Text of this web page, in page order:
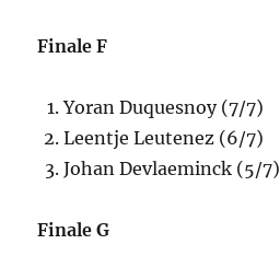
Finale F
Yoran Duquesnoy (7/7)
Leentje Leutenez (6/7)
Johan Devlaeminck (5/7)
Finale G